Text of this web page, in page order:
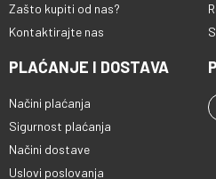
Zašto kupiti od nas?
Kontaktirajte nas
PLAĆANJE I DOSTAVA
Načini plaćanja
Sigurnost plaćanja
Načini dostave
Uslovi poslovanja